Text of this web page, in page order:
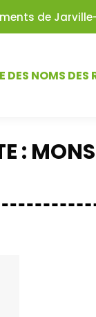
de
DES NOMS DES
: